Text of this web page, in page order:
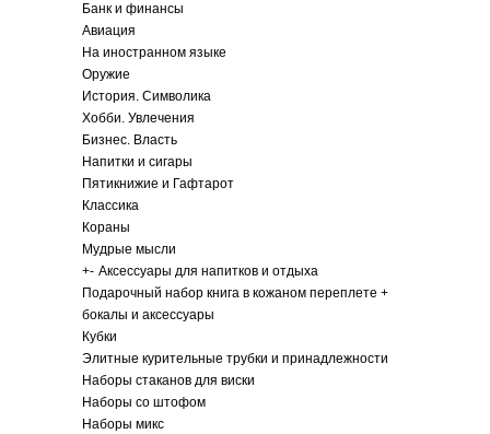
Банк и финансы
Авиация
На иностранном языке
Оружие
История. Символика
Хобби. Увлечения
Бизнес. Власть
Напитки и сигары
Пятикнижие и Гафтарот
Классика
Кораны
Мудрые мысли
+- Аксессуары для напитков и отдыха
Подарочный набор книга в кожаном переплете +
бокалы и аксессуары
Кубки
Элитные курительные трубки и принадлежности
Наборы стаканов для виски
Наборы со штофом
Наборы микс